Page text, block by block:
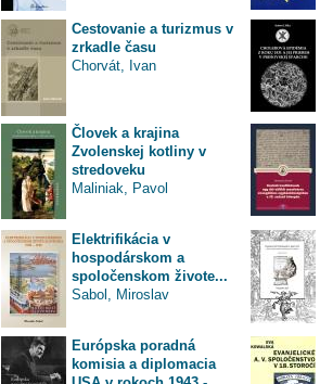
Cestovanie a turizmus v
zrkadle času
Chorvát, Ivan
Človek a krajina
Zvolenskej kotliny v
stredoveku
Maliniak, Pavol
Elektrifikácia v
hospodárskom a
spoločenskom živote...
Sabol, Miroslav
Európska poradná
komisia a diplomacia